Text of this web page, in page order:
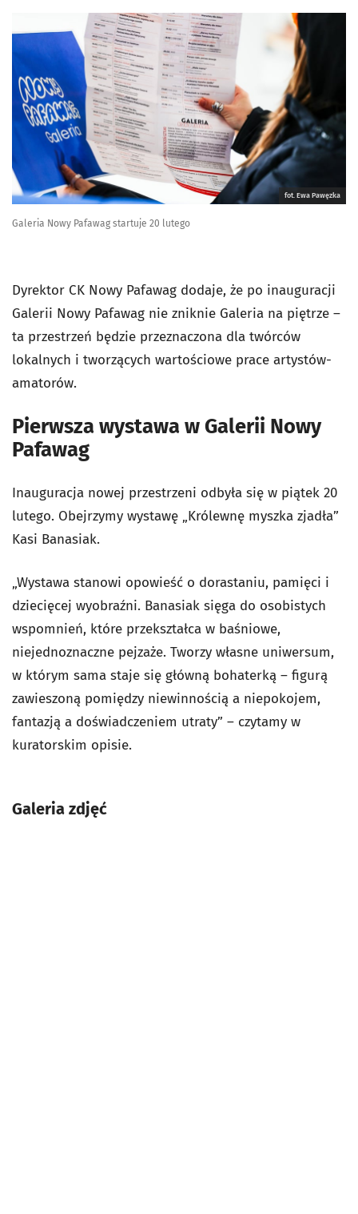
fot. Ewa Pawęzka
Galeria Nowy Pafawag startuje 20 lutego
Dyrektor CK Nowy Pafawag dodaje, że po inauguracji
Galerii Nowy Pafawag nie zniknie Galeria na piętrze –
ta przestrzeń będzie przeznaczona dla twórców
lokalnych i tworzących wartościowe prace artystów-
amatorów.
Pierwsza wystawa w Galerii Nowy
Pafawag
Inauguracja nowej przestrzeni odbyła się w piątek 20
lutego. Obejrzymy wystawę „Królewnę myszka zjadła”
Kasi Banasiak.
„Wystawa stanowi opowieść o dorastaniu, pamięci i
dziecięcej wyobraźni. Banasiak sięga do osobistych
wspomnień, które przekształca w baśniowe,
niejednoznaczne pejzaże. Tworzy własne uniwersum,
w którym sama staje się główną bohaterką – figurą
zawieszoną pomiędzy niewinnością a niepokojem,
fantazją a doświadczeniem utraty” – czytamy w
kuratorskim opisie.
Galeria zdjęć